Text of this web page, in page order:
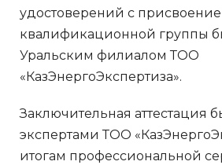
удостоверений с
квалификационной группы
Уральским филиалом ТОО
«КазЭнергоЭкспертиза».
Заключительная аттестация
экспертами ТОО
итогам профессиональной